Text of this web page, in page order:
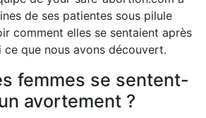
de ses patientes sous pilule
comment elles se sentaient après
ce que nous avons découvert.
femmes se sentent-
avortement ?